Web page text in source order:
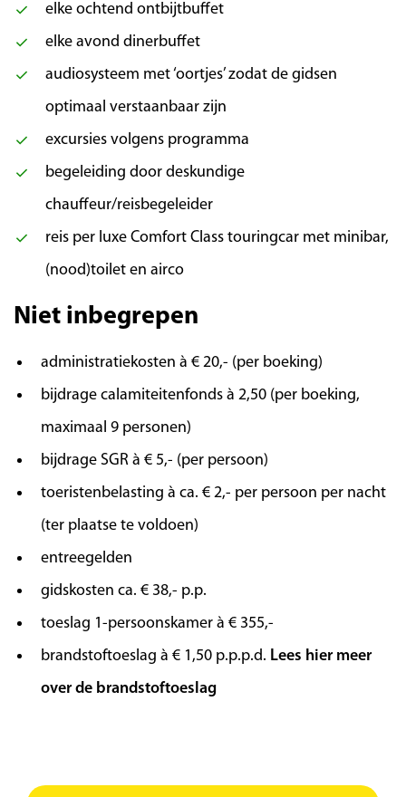
Vandaag bezoeken wij de op één na grootste
bekend door de opnames van de populaire tv-
serie “Game of Thrones”. Niet alleen de
boulevard zal u bekoren, maar zeker ook het
Rondom dit paleis ligt het centrum met winkels
en markten.
We gaan naar Mostar, wat al sinds de
Osmaanse tijd het handelscentrum van
Herzegovina is. Het is een ontmoetingsplaats
kenmerk van de stad is de brug Stari Most uit
de 16e eeuw. Deze staat op de
Werelderfgoedlijst. De meeste
omgeving van deze brug. Aan de oostkant
bevinden zich de bazaar en een aantal
prachtige moskeeën. Aan de westkant van de
Stari Most brug. Indien de tijd het toelaat
bezoeken we ’s middags het bedevaartplaatsje
Međugorje.
invullen. Geniet van de faciliteiten die het hotel
elke ochtend ontbijtbuffet
elke avond dinerbuffet
audiosysteem met ‘oortjes’ zodat de gidsen
optimaal verstaanbaar zijn
excursies volgens programma
begeleiding door deskundige
chauffeur/reisbegeleider
reis per luxe Comfort Class touringcar met minibar,
(nood)toilet en airco
Niet inbegrepen
administratiekosten à € 20,- (per boeking)
bijdrage calamiteitenfonds à 2,50 (per boeking,
maximaal 9 personen)
bijdrage SGR à € 5,- (per persoon)
toeristenbelasting à ca. € 2,- per persoon per nacht
(ter plaatse te voldoen)
entreegelden
gidskosten ca. € 38,- p.p.
toeslag 1-persoonskamer à € 355,-
brandstoftoeslag à € 1,50 p.p.p.d. Lees hier meer
over de brandstoftoeslag